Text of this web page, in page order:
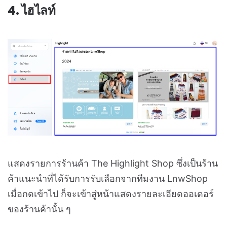
4. ไฮไลท์
แสดงรายการร้านค้า The Highlight Shop ซึ่งเป็นร้าน
ค้าแนะนำที่ได้รับการรับเลือกจากทีมงาน LnwShop
เมื่อกดเข้าไป ก็จะเข้าสู่หน้าแสดงรายละเอียดออเดอร์
ของร้านค้านั้น ๆ